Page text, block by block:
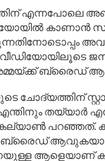
എന്നപോലെ
കാണാൻ
ബ്രൈഡ്
ചോദ്യത്തിന്
തയ്യാർ
പറഞ്ഞത്.
ബ്രൈഡ്
ആളെയാണ്